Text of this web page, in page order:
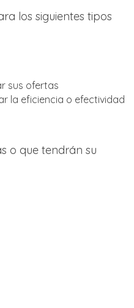
los siguientes tipos
sus ofertas
la eficiencia o efectividad
o que tendrán su